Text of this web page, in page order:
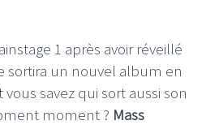
1 après avoir réveillé
sortira un nouvel album en
vous savez qui sort aussi son
moment ? Mass